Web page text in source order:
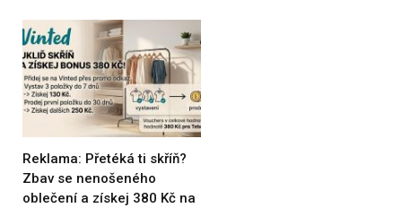
Reklama: Přetéká ti skříň?
Zbav se nenošeného
oblečení a získej 380 Kč na